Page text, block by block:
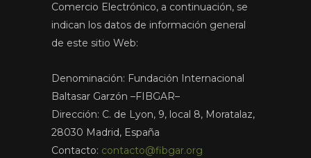
Comercio Electrónico, a continuación, se
indican los datos de información general
de este sitio Web:
Denominación: Fundación Internacional
Baltasar Garzón –FIBGAR–
Dirección: C. de Lyon, 9, local 8, Moratalaz,
28030 Madrid, España
Contacto: contacto@fibgar.org